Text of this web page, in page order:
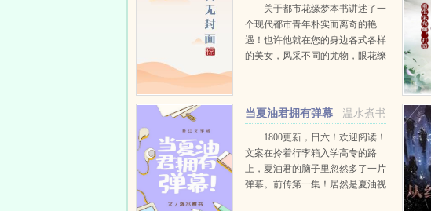
关于都市花缘梦本书讲述了一
个现代都市青年朴实而离奇的艳
遇！也许他就在您的身边各式各样
的美女，风采不同的尤物，眼花缭
特点就...
温水煮书
当夏油君拥有弹幕
1800更新，日六！欢迎阅读！
文案在拎着行李箱入学高专的路
上，夏油君的脑子里忽然多了一片
弹幕。前传第一集！居然是夏油视